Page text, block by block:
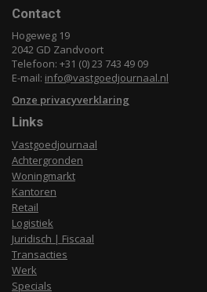
Contact
Hogeweg 19
2042 GD Zandvoort
Telefoon: +31 (0) 23 743 49 09
E-mail: info@vastgoedjournaal.nl
Onze privacyverklaring
Links
Vastgoedjournaal
Achtergronden
Woningmarkt
Kantoren
Retail
Logistiek
Juridisch | Fiscaal
Transacties
Werk
Specials